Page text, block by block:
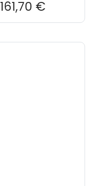
161,70 €